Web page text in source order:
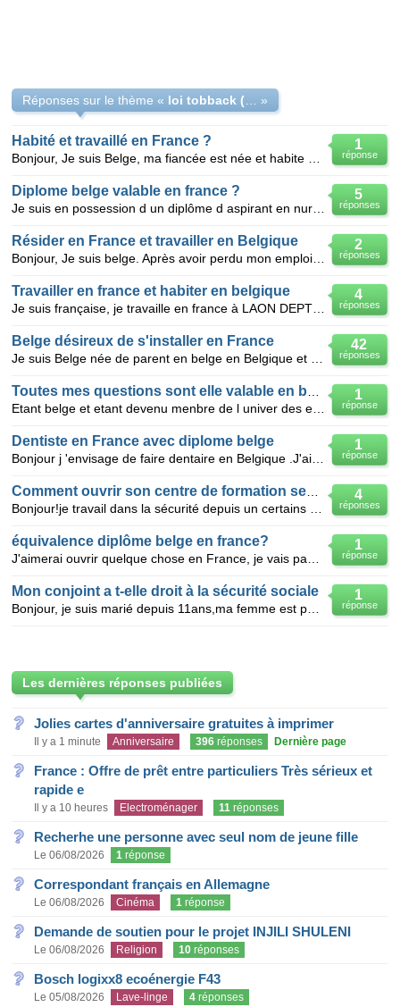
Réponses sur le thème « »
1
réponse
Habité et travaillé en France ?
5
réponses
Diplome belge valable en france ?
2
réponses
Résider en France et travailler en Belgique
4
réponses
Travailler en france et habiter en belgique
42
réponses
Belge désireux de s'installer en France
1
réponse
1
réponse
Dentiste en France avec diplome belge
4
réponses
1
réponse
équivalence diplôme belge en france?
1
réponse
Mon conjoint a t-elle droit à la sécurité sociale
Les dernières réponses publiées
Jolies cartes d'anniversaire gratuites à imprimer
Il y a 1 minute Anniversaire 396 réponses Dernière page
France : Offre de prêt entre particuliers Très sérieux et
rapide e
Il y a 10 heures Electroménager 11 réponses
Recherhe une personne avec seul nom de jeune fille
Le 06/08/2026 1 réponse
Correspondant français en Allemagne
Le 06/08/2026 Cinéma 1 réponse
Demande de soutien pour le projet INJILI SHULENI
Le 06/08/2026 Religion 10 réponses
Bosch logixx8 ecoénergie F43
Le 05/08/2026 Lave-linge 4 réponses